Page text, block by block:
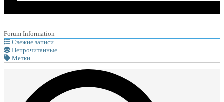
Forum Information
Свежие записи
Непрочитанные
Метки